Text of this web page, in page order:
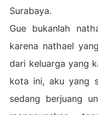
Surabaya.
Gue bukanlah
karena nathael
dari keluarga yang
kota ini, aku yang
sedang berjuang